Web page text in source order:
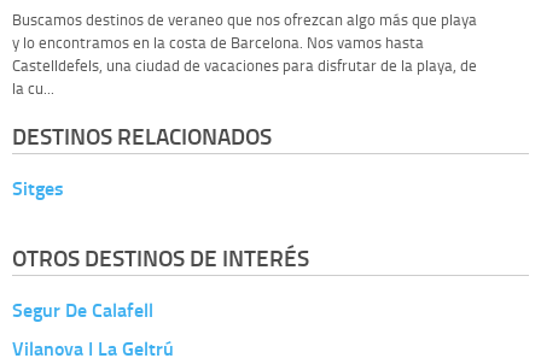
Buscamos destinos de veraneo que nos ofrezcan algo más que playa
y lo encontramos en la costa de Barcelona. Nos vamos hasta
Castelldefels, una ciudad de vacaciones para disfrutar de la playa, de
la cu...
DESTINOS RELACIONADOS
Sitges
OTROS DESTINOS DE INTERÉS
Segur De Calafell
Vilanova I La Geltrú